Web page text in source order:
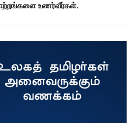
உணர்வீர்கள்.